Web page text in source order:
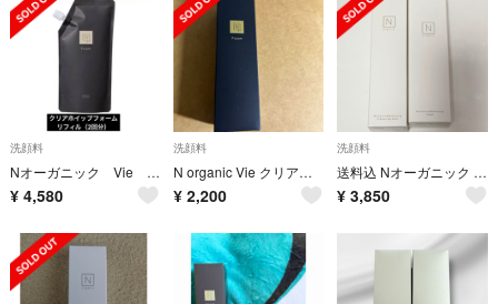
洗顔料
Nオーガニック Vie クリアホイップフォーム 詰め替え用 約2回分 泡洗顔料
¥ 4,580
洗顔料
N organic Vie クリアホイップ フォーム 150ml
¥ 2,200
洗顔料
送料込 Nオーガニック モイスチュア&バランシング 洗顔セット
¥ 3,850